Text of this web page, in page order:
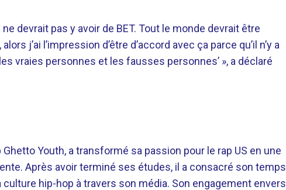
devrait pas y avoir de BET. Tout le monde devrait être
j’ai l’impression d’être d’accord avec ça parce qu’il n’y a
vraies personnes et les fausses personnes’ », a déclaré
Youth, a transformé sa passion pour le rap US en une
Après avoir terminé ses études, il a consacré son temps
hip-hop à travers son média. Son engagement envers